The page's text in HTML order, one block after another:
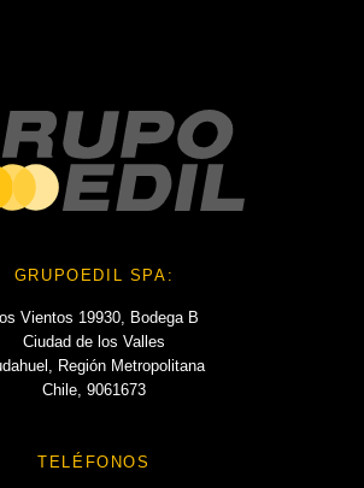
GRUPOEDIL SPA:
Vientos 19930, Bodega B
Ciudad de los Valles
Región Metropolitana
Chile, 9061673
TELÉFONOS